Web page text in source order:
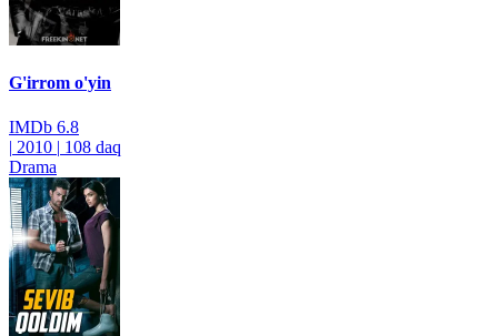
G'irrom o'yin
IMDb 6.8
| 2010 | 108 daq
Drama